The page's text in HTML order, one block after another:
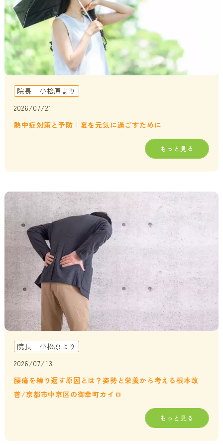
家事・育児でたまる体の疲れ
年齢とともに変わる体調サポート
血液検査でわかるあなたの健康サイン
の流れ
体調不良で異常無しといわれてしまうのは？
はじめての栄養相談はこちら
分子整合栄養医学を勉強したい方に
採用情報
院長 小松原より
2026/07/21
熱中症対策と予防｜夏を元気に過ごすために
もっと見る
院長 小松原より
2026/07/13
腰痛を繰り返す原因とは？姿勢と栄養から考える根本改
善/京都市中京区の御幸町カイロ
もっと見る